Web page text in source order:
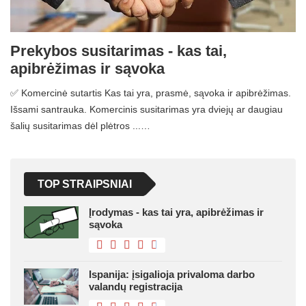
Prekybos susitarimas - kas tai,
apibrėžimas ir sąvoka
✅ Komercinė sutartis Kas tai yra, prasmė, sąvoka ir apibrėžimas.
Išsami santrauka. Komercinis susitarimas yra dviejų ar daugiau
šalių susitarimas dėl plėtros ...…
TOP STRAIPSNIAI
Įrodymas - kas tai yra, apibrėžimas ir
sąvoka
Ispanija: įsigalioja privaloma darbo
valandų registracija